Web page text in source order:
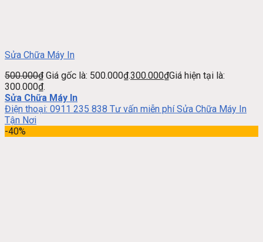
Sửa Chữa Máy In
500.000₫ Giá gốc là: 500.000₫.300.000₫Giá hiện tại là:
300.000₫.
Sửa Chữa Máy In
Điện thoại: 0911 235 838 Tư vấn miễn phí Sửa Chữa Máy In
Tận Nơi
-40%